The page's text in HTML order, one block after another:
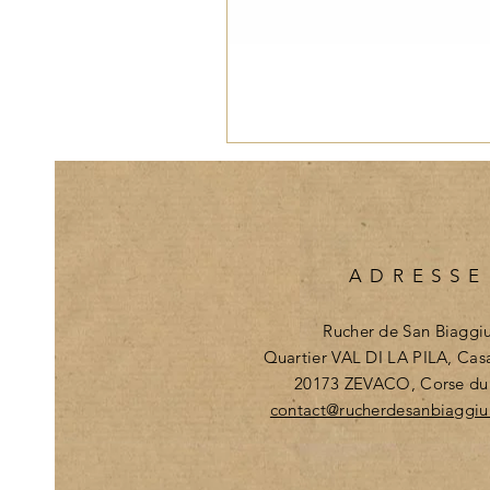
ADRESSE
Rucher de San
Quartier VAL DI LA PILA,
20173 ZEVACO, Corse